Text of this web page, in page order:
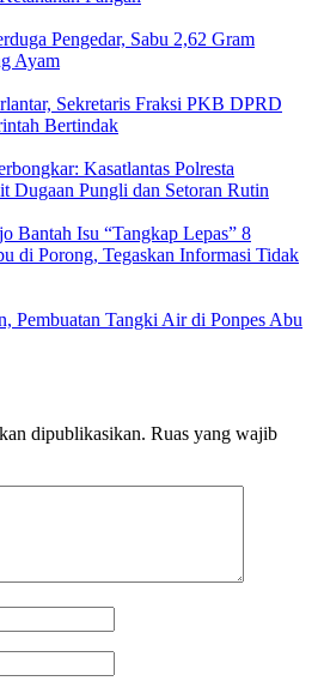
Pengedar, Sabu 2,62 Gram
Ayam
Sekretaris Fraksi PKB DPRD
Bertindak
Kasatlantas Polresta
Dugaan Pungli dan Setoran Rutin
Bantah Isu “Tangkap Lepas” 8
di Porong, Tegaskan Informasi Tidak
Pembuatan Tangki Air di Ponpes Abu
dipublikasikan. Ruas yang wajib